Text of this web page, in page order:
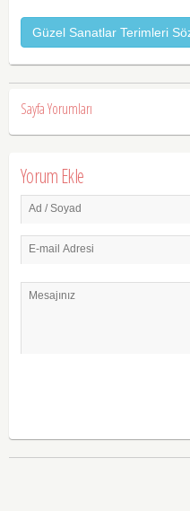
Güzel Sanatlar Terimleri
Sayfa Yorumları
Yorum Ekle
Ad / Soyad
E-mail Adresi
Mesajınız